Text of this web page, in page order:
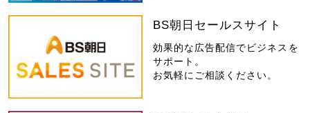
BS朝日セールスサイト
効果的な広告配信でビジネスを
サポート。
お気軽にご相談ください。